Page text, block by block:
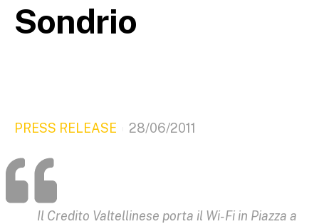
Sondrio
PRESS RELEASE 28/06/2011
Il Credito Valtellinese porta il Wi-Fi in Piazza a